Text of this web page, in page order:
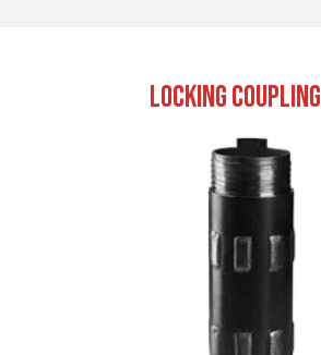
Locking Coupling